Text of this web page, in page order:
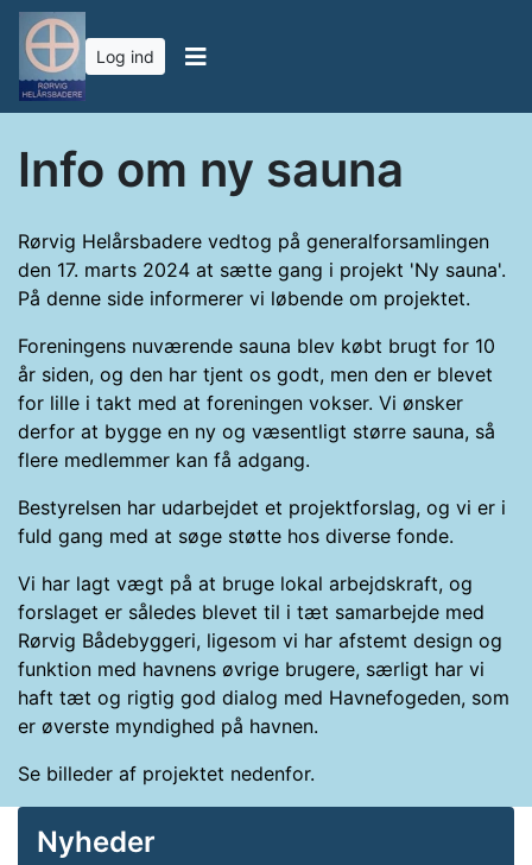
Log ind
Info om ny sauna
Rørvig Helårsbadere vedtog på generalforsamlingen
den 17. marts 2024 at sætte gang i projekt 'Ny sauna'.
På denne side informerer vi løbende om projektet.
Foreningens nuværende sauna blev købt brugt for 10
år siden, og den har tjent os godt, men den er blevet
for lille i takt med at foreningen vokser. Vi ønsker
derfor at bygge en ny og væsentligt større sauna, så
flere medlemmer kan få adgang.
Bestyrelsen har udarbejdet et projektforslag, og vi er i
fuld gang med at søge støtte hos diverse fonde.
Vi har lagt vægt på at bruge lokal arbejdskraft, og
forslaget er således blevet til i tæt samarbejde med
Rørvig Bådebyggeri, ligesom vi har afstemt design og
funktion med havnens øvrige brugere, særligt har vi
haft tæt og rigtig god dialog med Havnefogeden, som
er øverste myndighed på havnen.
Se billeder af projektet nedenfor.
Nyheder